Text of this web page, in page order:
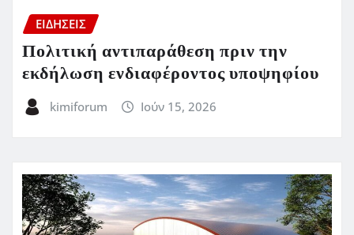
ΕΙΔΗΣΕΙΣ
Πολιτική αντιπαράθεση πριν την
εκδήλωση ενδιαφέροντος υποψηφίου
kimiforum Ιούν 15, 2026